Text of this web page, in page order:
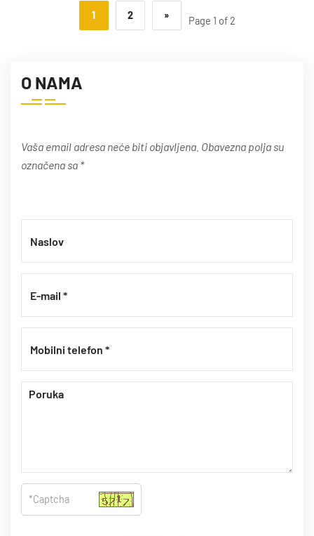
1 2 » Page 1 of 2
O NAMA
Vaša email adresa neće biti objavljena. Obavezna polja su
označena sa *